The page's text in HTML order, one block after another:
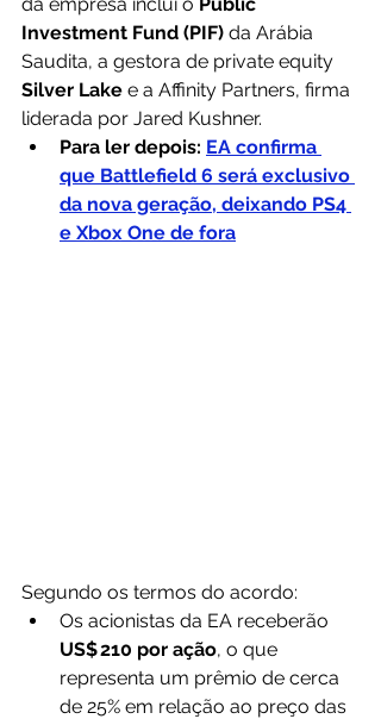
Investment Fund (PIF) da Arábia
Saudita, a gestora de private equity
Silver Lake e a Affinity Partners, firma
liderada por Jared Kushner.
Para ler depois: EA confirma
que Battlefield 6 será exclusivo
da nova geração, deixando PS4
e Xbox One de fora
Segundo os termos do acordo:
Os acionistas da EA receberão
US$ 210 por ação, o que
representa um prêmio de cerca
de 25% em relação ao preço das